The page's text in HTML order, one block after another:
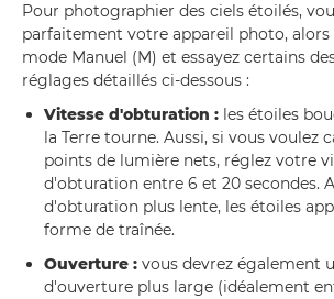
Pour photographier des ciels étoilés,
parfaitement votre appareil photo, alors
mode Manuel (M) et essayez certains
réglages détaillés ci-dessous :
Vitesse d'obturation : les étoiles
la Terre tourne. Aussi, si vous voulez
points de lumière nets, réglez votre
d'obturation entre 6 et 20 secondes.
d'obturation plus lente, les étoiles
forme de traînée.
Ouverture : vous devrez également
d'ouverture plus large (idéalement